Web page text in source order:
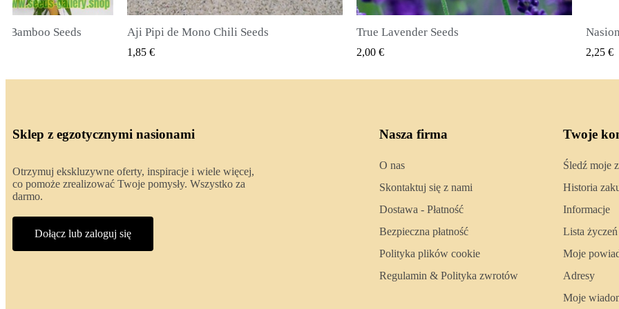
Seeds SZYBKI PODGLĄD
True Lavender Seeds
2,00 €
SZYBKI PODGLĄD
Nasiona ziela angielskiego (Pimenta dioica)
2,25 € 2,50 €
Sklep z egzotycznymi nasionami
Otrzymuj ekskluzywne oferty, inspiracje i wiele więcej,
co pomoże zrealizować Twoje pomysły. Wszystko za
darmo.
Dołącz lub zaloguj się
Nasza firma
O nas
Skontaktuj się z nami
Dostawa - Płatność
Bezpieczna płatność
Polityka plików cookie
Regulamin & Polityka zwrotów
Twoje
Śledź moje
Historia
Informacje
Lista życzeń
Moje
Adresy
Moje